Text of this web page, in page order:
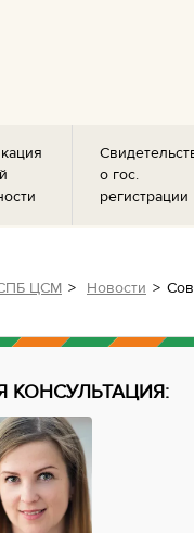
о гос.
регистрации
ЦСМ Новости
КОНСУЛЬТАЦИЯ: